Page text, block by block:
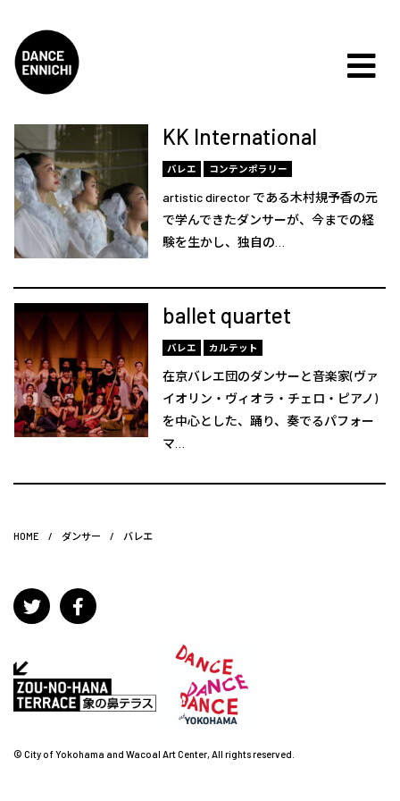
KK International
バレエ コンテンポラリー
artistic director である木村規予香の元
で学んできたダンサーが、今までの経
験を生かし、独自の…
ballet quartet
バレエ カルテット
在京バレエ団のダンサーと音楽家(ヴァ
イオリン・ヴィオラ・チェロ・ピアノ)
を中心とした、踊り、奏でるパフォー
マ…
HOME / ダンサー / バレエ
© City of Yokohama and Wacoal Art Center, All rights reserved.